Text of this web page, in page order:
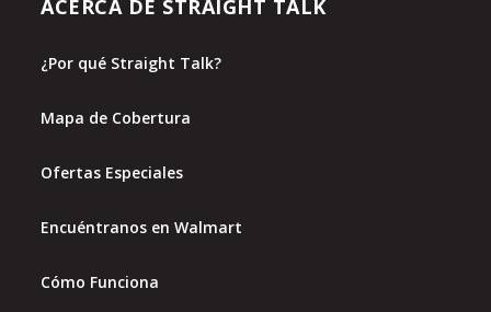
ACERCA DE STRAIGHT TALK
¿Por qué Straight Talk?
Mapa de Cobertura
Ofertas Especiales
Encuéntranos en Walmart
Cómo Funciona